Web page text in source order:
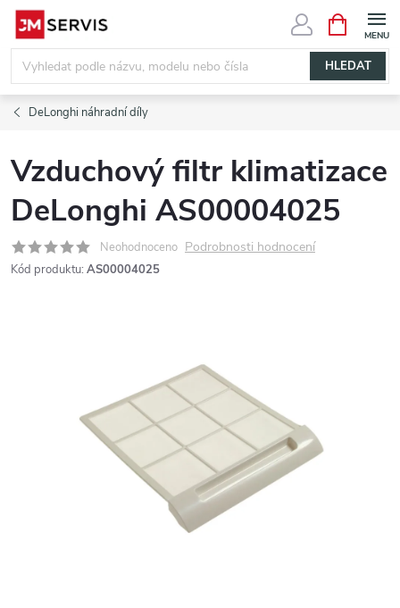
Přejít
obsah
HLEDAT
NÁKUPNÍ
KOŠÍK
DeLonghi náhradní díly
Vzduchový filtr klimatizace
DeLonghi AS00004025
Neohodnoceno Podrobnosti hodnocení
Kód produktu: AS00004025